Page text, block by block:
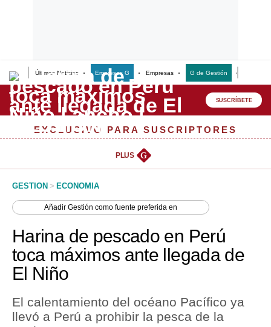
Últimas Noticias Empresas G Empresas G de Gestión
Lo último
Peru Quiosco
Management & Empleo
Perú
Política
Finanzas Personales
SUSCRÍBETE
EXCLUSIVO PARA SUSCRIPTORES
PLUS G
GESTION > ECONOMIA
AñadirGestión como fuente preferida en
Harina de pescado en Perú
toca máximos ante llegada de
El Niño
El calentamiento del océano Pacífico ya
llevó a Perú a prohibir la pesca de la